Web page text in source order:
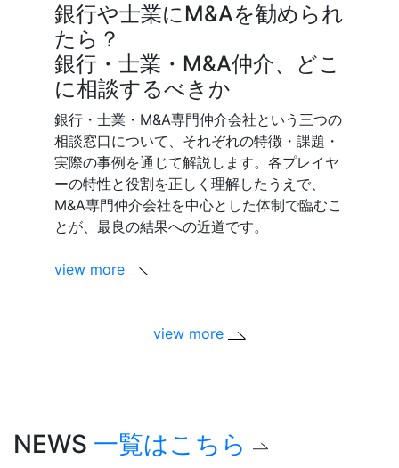
銀行や士業にM&Aを勧められ
たら？
銀行・士業・M&A仲介、どこ
に相談するべきか
銀行・士業・M&A専門仲介会社という三つの
相談窓口について、それぞれの特徴・課題・
実際の事例を通じて解説します。各プレイヤ
ーの特性と役割を正しく理解したうえで、
M&A専門仲介会社を中心とした体制で臨むこ
とが、最良の結果への近道です。
view more
view more
NEWS 一覧はこちら